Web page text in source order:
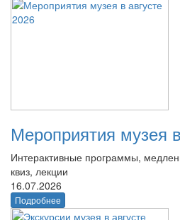
Мероприятия музея
Интерактивные программы,
квиз, лекции
16.07.2026
Подробнее